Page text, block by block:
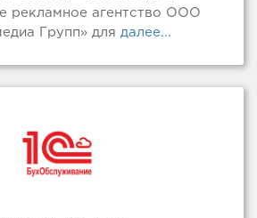
рекламное агентство ООО
Групп» для далее...